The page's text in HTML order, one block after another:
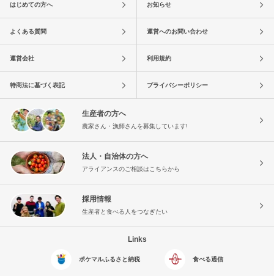
はじめての方へ お知らせ
よくある質問 運営へのお問い合わせ
運営会社 利用規約
特商法に基づく表記 プライバシーポリシー
生産者の方へ
農家さん・漁師さんを募集しています!
法人・自治体の方へ
アライアンスのご相談はこちらから
採用情報
生産者と食べる人をつなぎたい
Links
ポケマルふるさと納税 食べる通信